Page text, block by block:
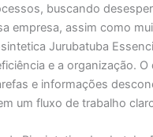
buscando
empresa, assim como
Jurubatuba
e a organização. O
e informações
um fluxo de trabalho